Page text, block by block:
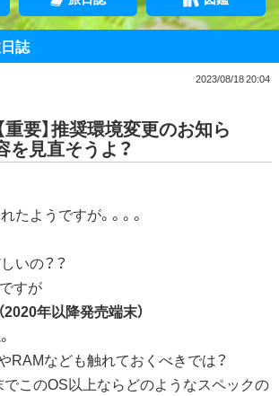
誌
2023/08/18 20:04
要】推奨環境変更のお知ら
を見直そうよ？
ようですが。。。。
いの？？
ですが
年以降発売端末）
RAMなども触れておくべきでは？
このOS以上ならどのようなスペックの